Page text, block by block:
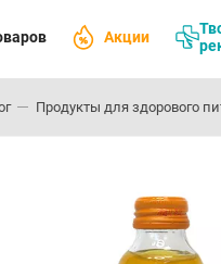
Акции
Продукты для здорового